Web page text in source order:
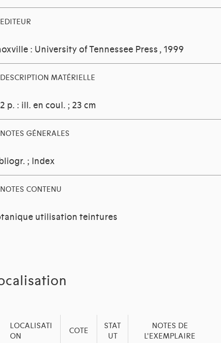
EDITEUR
: University of Tennessee Press , 1999
DESCRIPTION MATÉRIELLE
p. : ill. en coul. ; 23 cm
NOTES GÉNERALES
; Index
NOTES CONTENU
utilisation teintures
LOCALISATI
ON
COTE
STAT
UT
NOTES DE
L'EXEMPLAIRE